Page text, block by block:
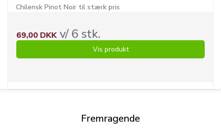
Chilensk Pinot Noir til stærk pris
69,00 DKKv/ 6 stk.
Vis produkt
Fremragende